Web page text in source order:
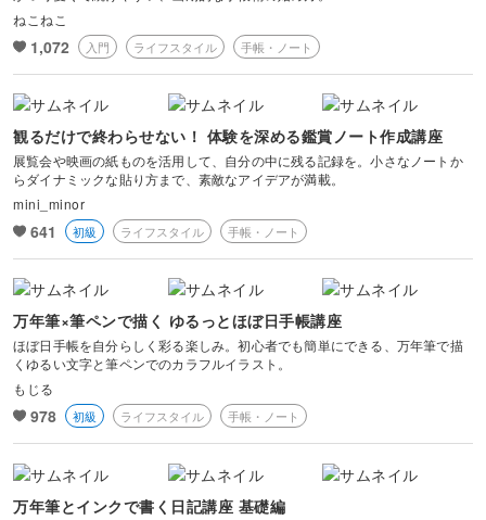
ねこねこ
1,072 入門 ライフスタイル 手帳・ノート
観るだけで終わらせない！ 体験を深める鑑賞ノート作成講座
展覧会や映画の紙ものを活用して、自分の中に残る記録を。小さなノートか
らダイナミックな貼り方まで、素敵なアイデアが満載。
mini_minor
641 初級 ライフスタイル 手帳・ノート
万年筆×筆ペンで描く ゆるっとほぼ日手帳講座
ほぼ日手帳を自分らしく彩る楽しみ。初心者でも簡単にできる、万年筆で描
くゆるい文字と筆ペンでのカラフルイラスト。
もじる
978 初級 ライフスタイル 手帳・ノート
万年筆とインクで書く日記講座 基礎編